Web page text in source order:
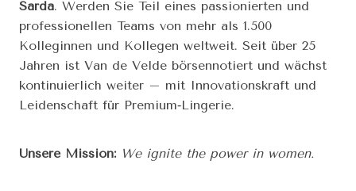
Sarda. Werden Sie Teil eines passionierten und
professionellen Teams von mehr als 1.500
Kolleginnen und Kollegen weltweit. Seit über 25
Jahren ist Van de Velde börsennotiert und wächst
kontinuierlich weiter – mit Innovationskraft und
Leidenschaft für Premium‑Lingerie.
Unsere Mission: We ignite the power in women.